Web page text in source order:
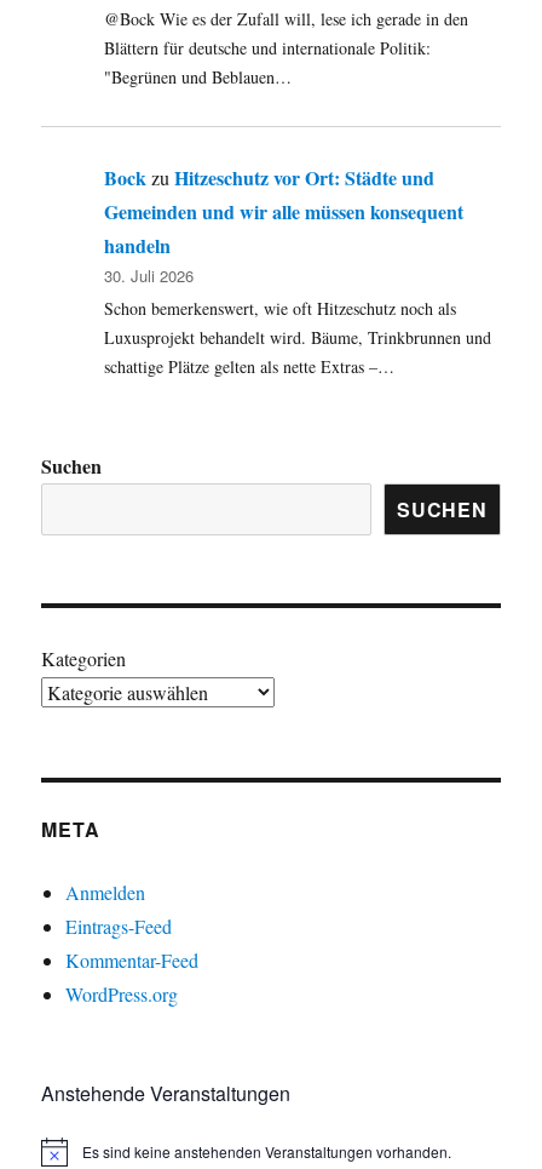
@Bock Wie es der Zufall will, lese ich gerade in den
Blättern für deutsche und internationale Politik:
"Begrünen und Beblauen…
BockzuHitzeschutz vor Ort: Städte und
Gemeinden und wir alle müssen konsequent
handeln
30. Juli 2026
Schon bemerkenswert, wie oft Hitzeschutz noch als
Luxusprojekt behandelt wird. Bäume, Trinkbrunnen und
schattige Plätze gelten als nette Extras –…
Suchen
SUCHEN
Kategorien
META
Anmelden
Eintrags-Feed
Kommentar-Feed
WordPress.org
Anstehende Veranstaltungen
H
Es sind keine anstehenden Veranstaltungen vorhanden.